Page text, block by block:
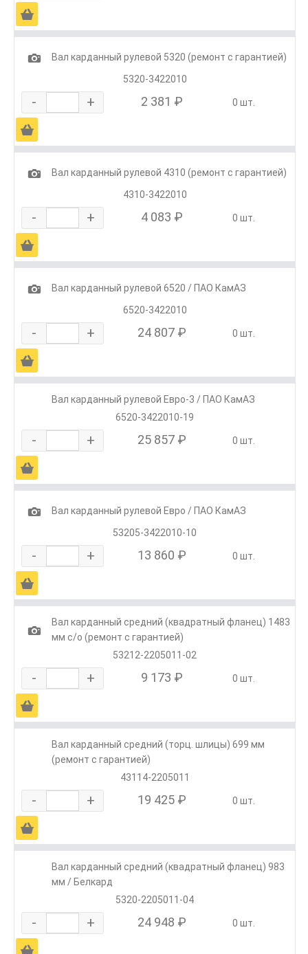
Ä
1
Вал карданный рулевой 5320 (ремонт с гарантией)
5320-3422010
- + 2 381 ₽ 0 шт.
Ä
1
Вал карданный рулевой 4310 (ремонт с гарантией)
4310-3422010
- + 4 083 ₽ 0 шт.
Ä
1
Вал карданный рулевой 6520 / ПАО КамАЗ
6520-3422010
- + 24 807 ₽ 0 шт.
Ä
Вал карданный рулевой Евро-3 / ПАО КамАЗ
6520-3422010-19
- + 25 857 ₽ 0 шт.
Ä
1
Вал карданный рулевой Евро / ПАО КамАЗ
53205-3422010-10
- + 13 860 ₽ 0 шт.
Ä
1
Вал карданный средний (квадратный фланец) 1483
мм с/о (ремонт с гарантией)
53212-2205011-02
- + 9 173 ₽ 0 шт.
Ä
Вал карданный средний (торц. шлицы) 699 мм
(ремонт с гарантией)
43114-2205011
- + 19 425 ₽ 0 шт.
Ä
Вал карданный средний (квадратный фланец) 983
мм / Белкард
5320-2205011-04
- + 24 948 ₽ 0 шт.
Ä